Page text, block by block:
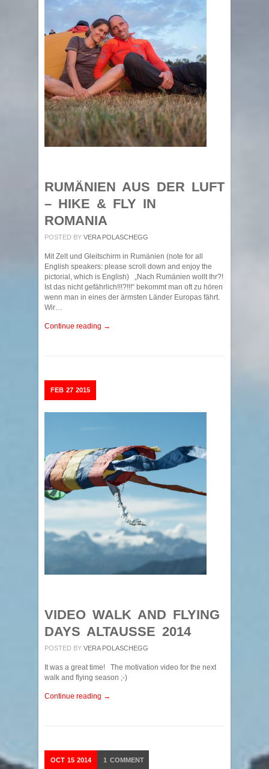
RUMÄNIEN AUS DER LUFT
– HIKE & FLY IN
ROMANIA
POSTED BY VERA POLASCHEGG
Mit Zelt und Gleitschirm in Rumänien (note for all
English speakers: please scroll down and enjoy the
pictorial, which is English) „Nach Rumänien wollt Ihr?!
Ist das nicht gefährlich!!!?!!!“ bekommt man oft zu hören
wenn man in eines der ärmsten Länder Europas fährt.
Wir…
Continue reading →
FEB 27 2015
VIDEO WALK AND FLYING
DAYS ALTAUSSE 2014
POSTED BY VERA POLASCHEGG
It was a great time! The motivation video for the next
walk and flying season ;-)
Continue reading →
OCT 15 2014 1 COMMENT